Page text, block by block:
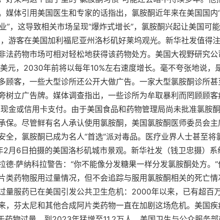
媒体引用美国医生和专家的话指出，氯胺酮近年来在美国国内
”，这导致相关市场呈现“爆炸式增长”，氯胺酮兴起让美国可
客在美国加利福尼亚州洛杉矶好莱坞观光。新华社发值得
法药物市场可相对轻松地获得该药物处方。美国大视野研究
元，2030年前将以每年10%左右速度增长。毫不夸张地说，
顾客，一些大型诊所还公开大做广告。一家大型氯胺酮诊所
树立广告牌。媒体调查指出，一些诊所为牟取暴利而罔顾顾
金或信用卡支付。由于美国食品和药物管理局尚未批准氯胺
保。尽管鲜有名人承认使用氯胺酮，美国氯胺酮医师委员会主
全，氯胺酮已成为名人“首选”派对毒品。医疗业界人士甚至将
6日拍摄的美国洛杉矶城市景观。新华社发（钱卫忠摄）系
德·萨纳科拉警告：“你不能像分发糖果一样分发氯胺酮处方。
类药物服用过量情况，但不会追踪与服用氯胺酮相关的死亡
量服药已在美国引发公共卫生危机：2000年以来，已有超百
，芬太尼和其他合成阿片类药物一直在加剧这场危机。美国